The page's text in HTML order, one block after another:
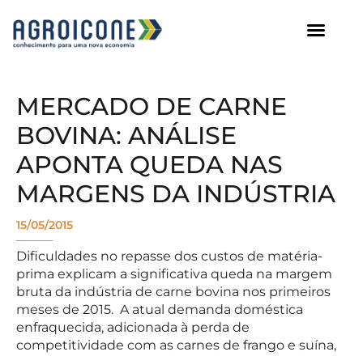
MERCADO DE CARNE
BOVINA: ANÁLISE
APONTA QUEDA NAS
MARGENS DA INDÚSTRIA
15/05/2015
Dificuldades no repasse dos custos de matéria-
prima explicam a significativa queda na margem
bruta da indústria de carne bovina nos primeiros
meses de 2015. A atual demanda doméstica
enfraquecida, adicionada à perda de
competitividade com as carnes de frango e suína,